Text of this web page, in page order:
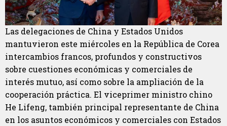
Las delegaciones de China y Estados Unidos
mantuvieron este miércoles en la República de Corea
intercambios francos, profundos y constructivos
sobre cuestiones económicas y comerciales de
interés mutuo, así como sobre la ampliación de la
cooperación práctica. El viceprimer ministro chino
He Lifeng, también principal representante de China
en los asuntos económicos y comerciales con Estados